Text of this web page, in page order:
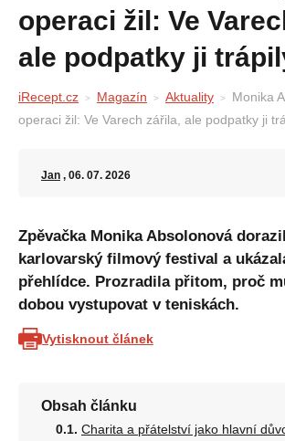
operaci žil: Ve
ale podpatky ji
iRecept.cz Magazín Aktuality
Monika
operaci žil: Ve Varech zářila, ale podpatky ji
Jan , 06. 07. 2026
Zpěvačka Monika Absolonová
karlovarský filmový festival a
přehlídce. Prozradila přitom, proč
dobou vystupovat v teniskách.
Vytisknout článek
Obsah článku
Charita a přátelství jako hlavní